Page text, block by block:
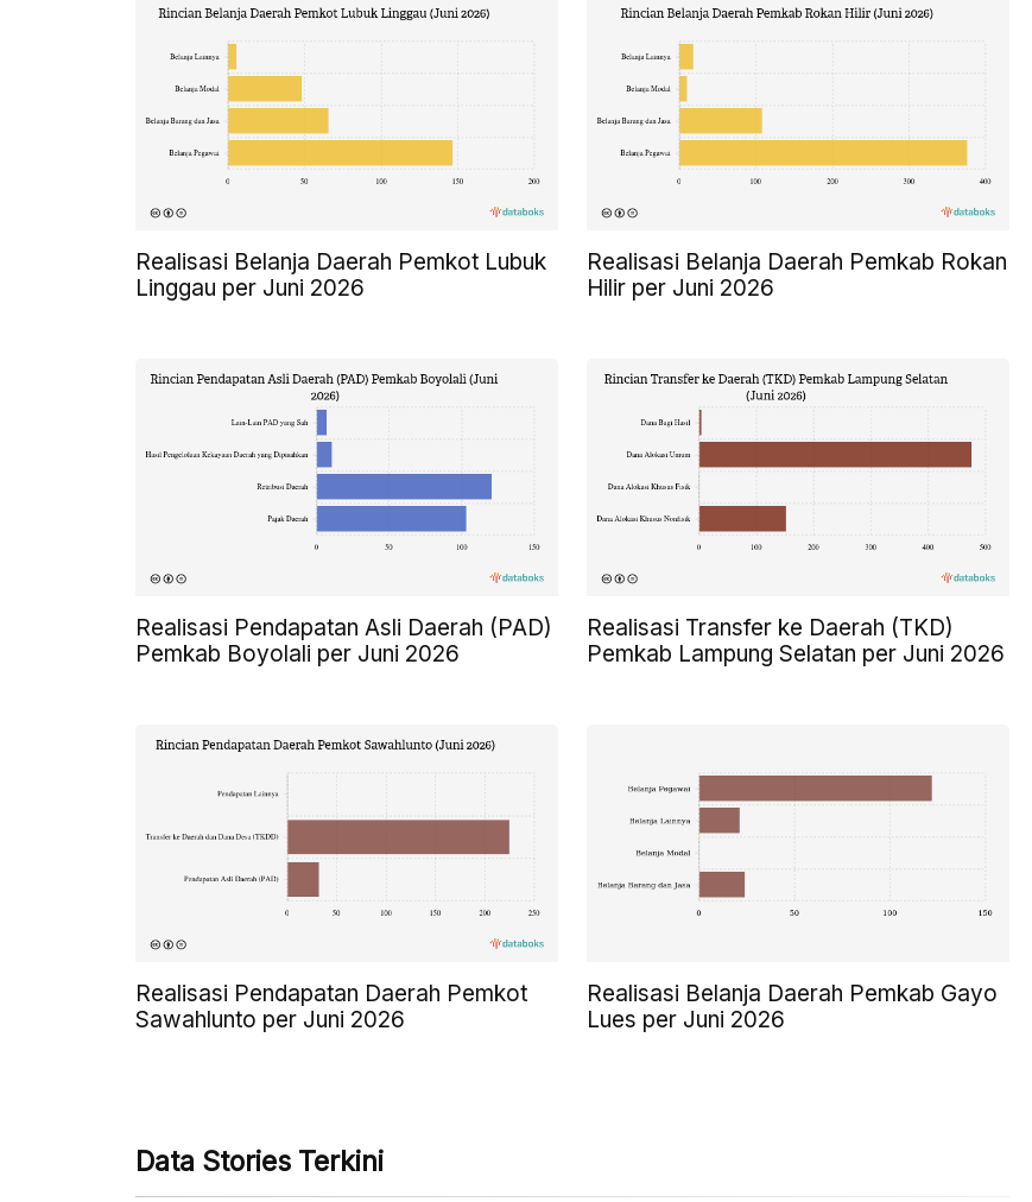
Realisasi Belanja Daerah Pemkot Lubuk
Linggau per Juni 2026
Realisasi Belanja Daerah Pemkab Rokan
Hilir per Juni 2026
Realisasi Pendapatan Asli Daerah (PAD)
Pemkab Boyolali per Juni 2026
Realisasi Transfer ke Daerah (TKD)
Pemkab Lampung Selatan per Juni 2026
Realisasi Pendapatan Daerah Pemkot
Sawahlunto per Juni 2026
Realisasi Belanja Daerah Pemkab Gayo
Lues per Juni 2026
Data Stories Terkini